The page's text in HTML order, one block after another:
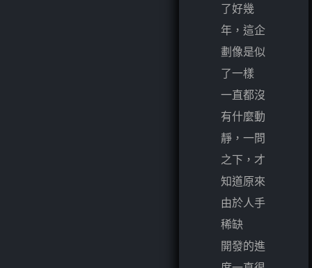
了好幾
年，這企
劃像是似
了一樣
一直都沒
有什麼動
靜，一問
之下，才
知道原來
由於人手
稀缺
開發的進